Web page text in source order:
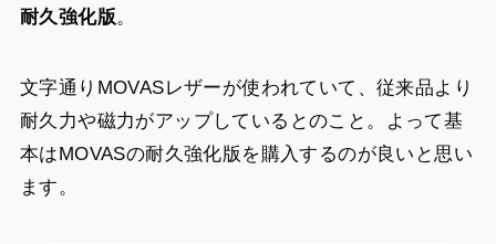
耐久強化版。
文字通りMOVASレザーが使われていて、従来品より
耐久力や磁力がアップしているとのこと。よって基
本はMOVASの耐久強化版を購入するのが良いと思い
ます。